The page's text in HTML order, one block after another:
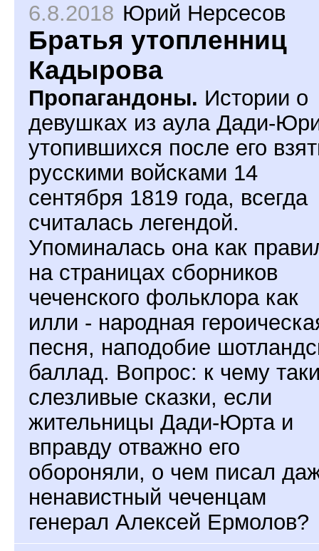
6.8.2018 Юрий Нерсесов
Братья утопленниц
Кадырова
Пропагандоны. Истории о
девушках из аула Дади-
утопившихся после его
русскими войсками 14
сентября 1819 года, всегда
считалась легендой.
Упоминалась она как
на страницах сборников
чеченского фольклора как
илли - народная
песня, наподобие
баллад. Вопрос: к чему
слезливые сказки, если
жительницы Дади-Юрта и
вправду отважно его
обороняли, о чем писал
ненавистный чеченцам
генерал Алексей Ермолов?